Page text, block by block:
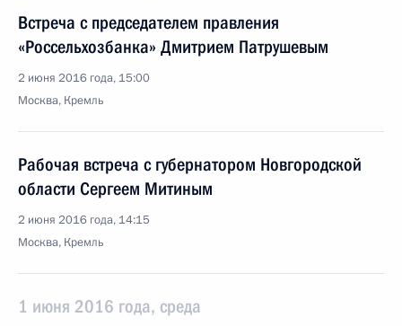
Встреча с председателем правления
«Россельхозбанка» Дмитрием Патрушевым
2 июня 2016 года, 15:00
Москва, Кремль
Рабочая встреча с губернатором Новгородской
области Сергеем Митиным
2 июня 2016 года, 14:15
Москва, Кремль
1 июня 2016 года, среда